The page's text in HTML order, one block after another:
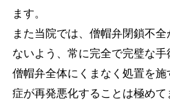
ます。
また当院では、僧帽弁閉鎖不
ないよう、常に完全で完璧な手
僧帽弁全体にくまなく処置を
症が再発悪化することは極めて